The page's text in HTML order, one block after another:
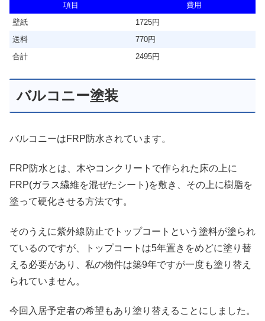
項目
費用
壁紙
1725円
送料
770円
合計
2495円
バルコニー塗装
バルコニーはFRP防水されています。
FRP防水とは、木やコンクリートで作られた床の上に
FRP(ガラス繊維を混ぜたシート)を敷き、その上に樹脂を
塗って硬化させる方法です。
そのうえに紫外線防止でトップコートという塗料が塗られ
ているのですが、トップコートは5年置きをめどに塗り替
える必要があり、私の物件は築9年ですが一度も塗り替え
られていません。
今回入居予定者の希望もあり塗り替えることにしました。